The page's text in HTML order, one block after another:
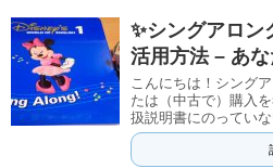
✨シングアロン
活用方法 – あ
こんにちは！シング
たは（中古で）購入
扱説明書にのってい